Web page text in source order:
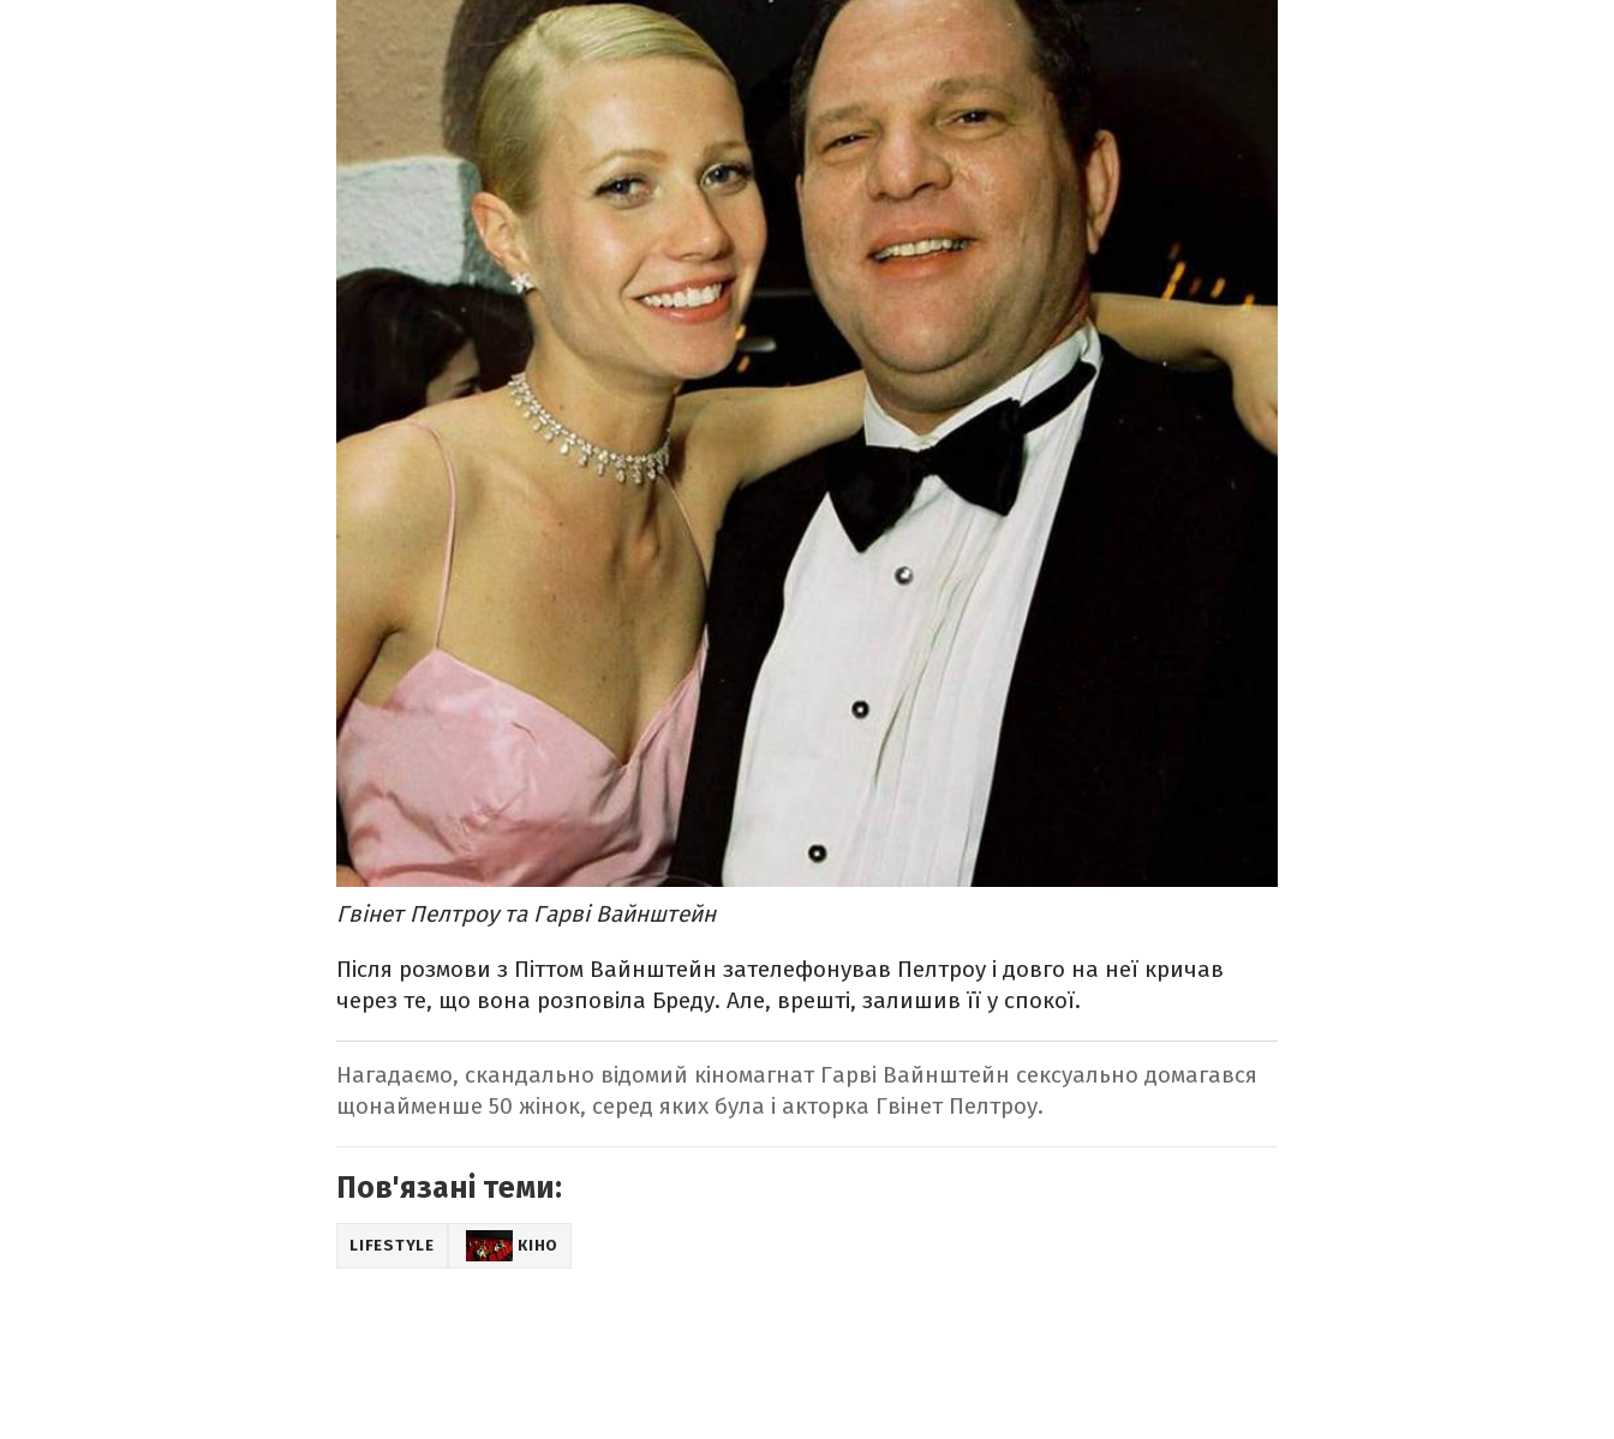
Гвінет Пелтроу та Гарві Вайнштейн
Після розмови з Піттом Вайнштейн зателефонував Пелтроу і довго на неї кричав
через те, що вона розповіла Бреду. Але, врешті, залишив її у спокої.
Нагадаємо, скандально відомий кіномагнат Гарві Вайнштейн сексуально домагався
щонайменше 50 жінок, серед яких була і акторка Гвінет Пелтроу.
Пов'язані теми:
LIFESTYLE КІНО